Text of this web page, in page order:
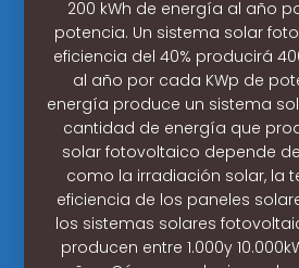
200 kWh de energía al año
potencia. Un sistema solar
eficiencia del 40% producirá
al año por cada KWp de
energía produce un sistema
cantidad de energía que
solar fotovoltaico depende
como la irradiación solar, la
eficiencia de los paneles
los sistemas solares
producen entre 1.000y